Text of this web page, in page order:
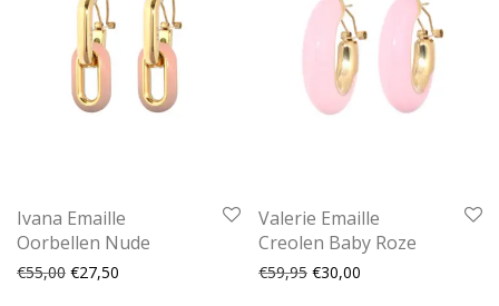
Ivana Emaille
Oorbellen Nude
€55,00 Oorspronkelijke prijs was: €55,00.
€27,50 Huidige prijs is: €27,50.
Valerie Emaille
Creolen Baby Roze
€59,95 Oorspronkelijke prijs
€30,00